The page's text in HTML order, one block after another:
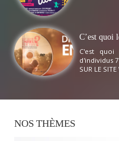
C’est quoi
C'est
d'individus
SUR LE
NOS THÈMES